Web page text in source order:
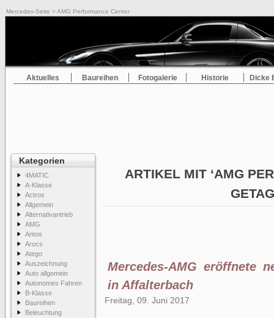
Mercedes-Seite > AMG Performance Center
Aktuelles Baureihen Fotogalerie Historie Dicke
Kategorien
4MATIC
A-Klasse
Actros
Allgemein
Alternativantrieb
AMG
Antos
Arocs
Atego
Auszeichnung
Auto allgemein
Autonomes Fahren
B-Klasse
Baureihen
Beleuchtung
ARTIKEL MIT ‘AMG
Mercedes-AMG eröffnete
in Affalterbach
Freitag, 09. Juni 2017